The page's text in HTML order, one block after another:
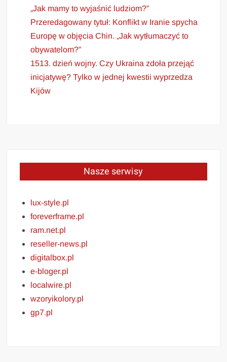
„Jak mamy to wyjaśnić ludziom?”
Przeredagowany tytuł: Konflikt w Iranie spycha
Europę w objęcia Chin. „Jak wytłumaczyć to
obywatelom?”
1513. dzień wojny. Czy Ukraina zdoła przejąć
inicjatywę? Tylko w jednej kwestii wyprzedza
Kijów
Nasze serwisy
lux-style.pl
foreverframe.pl
ram.net.pl
reseller-news.pl
digitalbox.pl
e-bloger.pl
localwire.pl
wzoryikolory.pl
gp7.pl